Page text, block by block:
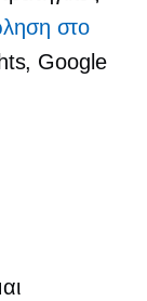
στο
Google